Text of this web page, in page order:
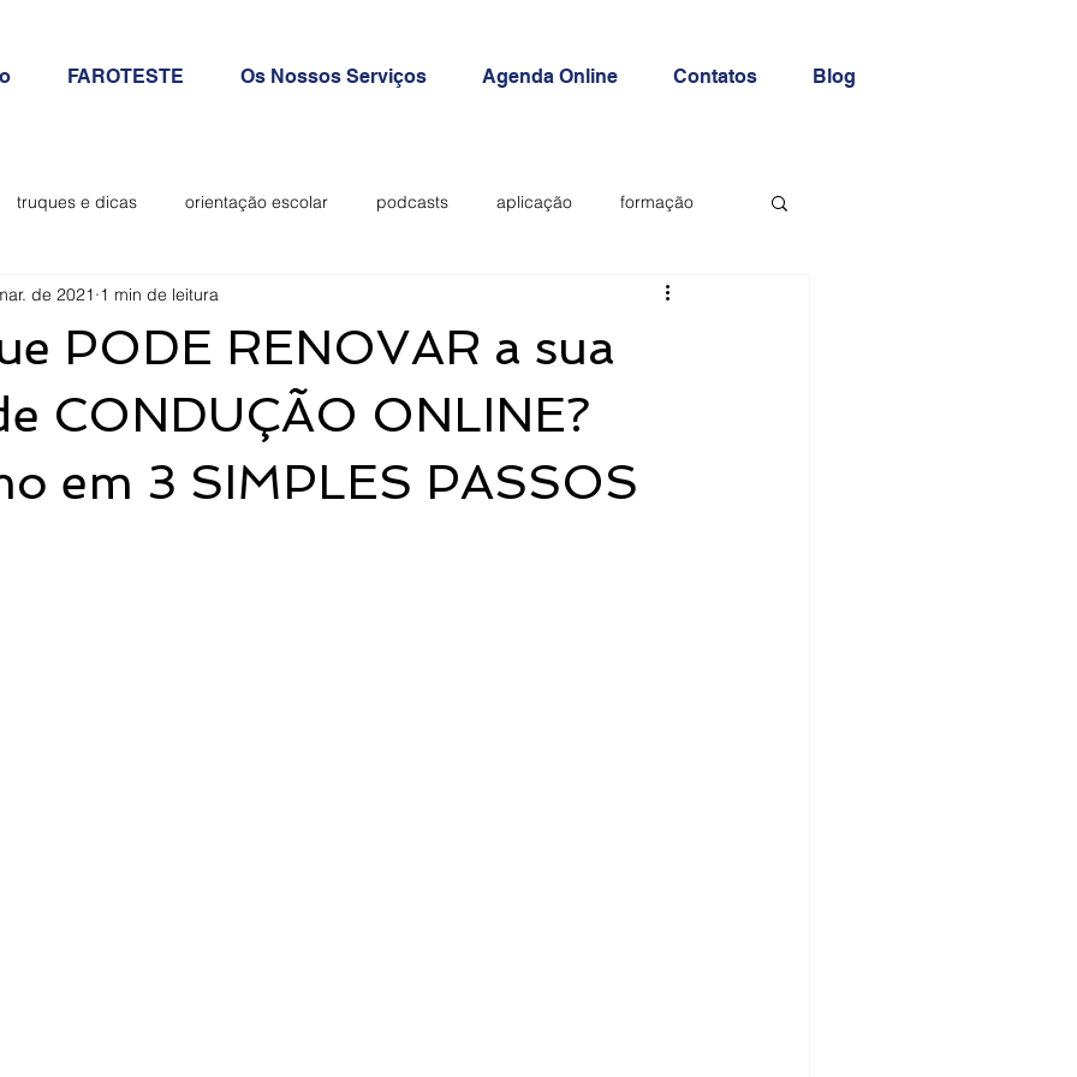
FAROTESTE Os Nossos Serviços Agenda Online Contatos Blog
truques e dicas orientação escolar podcasts aplicação formação
PODE RENOVAR a sua
CONDUÇÃO ONLINE?
em 3 SIMPLES PASSOS
de 2021 1 min de leitura